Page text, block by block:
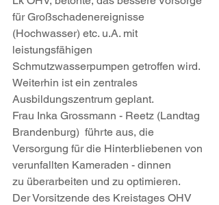
für Großschadenereignisse
(Hochwasser) etc. u.A. mit
leistungsfähigen
Schmutzwasserpumpen getroffen wird.
Weiterhin ist ein zentrales
Ausbildungszentrum geplant.
Frau Inka Grossmann - Reetz (Landtag
Brandenburg)  führte aus, die
Versorgung für die Hinterbliebenen von
verunfallten Kameraden - dinnen
zu überarbeiten und zu optimieren.
Der Vorsitzende des Kreistages OHV